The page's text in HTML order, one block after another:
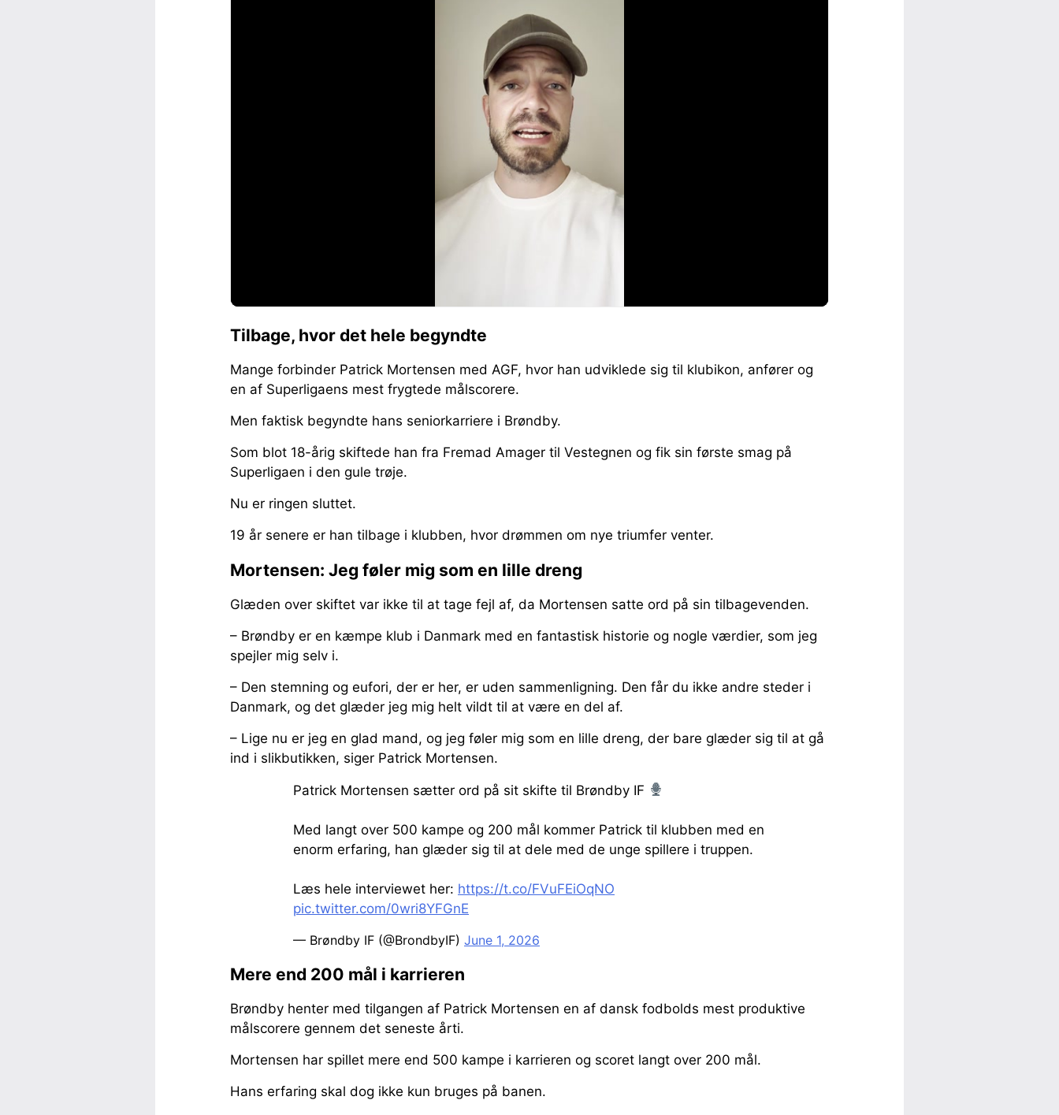
Tilbage, hvor det hele begyndte
Mange forbinder Patrick Mortensen med AGF, hvor han udviklede sig til klubikon, anfører og
en af Superligaens mest frygtede målscorere.
Men faktisk begyndte hans seniorkarriere i Brøndby.
Som blot 18-årig skiftede han fra Fremad Amager til Vestegnen og fik sin første smag på
Superligaen i den gule trøje.
Nu er ringen sluttet.
19 år senere er han tilbage i klubben, hvor drømmen om nye triumfer venter.
Mortensen: Jeg føler mig som en lille dreng
Glæden over skiftet var ikke til at tage fejl af, da Mortensen satte ord på sin tilbagevenden.
– Brøndby er en kæmpe klub i Danmark med en fantastisk historie og nogle værdier, som jeg
spejler mig selv i.
– Den stemning og eufori, der er her, er uden sammenligning. Den får du ikke andre steder i
Danmark, og det glæder jeg mig helt vildt til at være en del af.
– Lige nu er jeg en glad mand, og jeg føler mig som en lille dreng, der bare glæder sig til at gå
ind i slikbutikken, siger Patrick Mortensen.
Patrick Mortensen sætter ord på sit skifte til Brøndby IF
Med langt over 500 kampe og 200 mål kommer Patrick til klubben med en
enorm erfaring, han glæder sig til at dele med de unge spillere i truppen.
Læs hele interviewet her: https://t.co/FVuFEiOqNO
pic.twitter.com/0wri8YFGnE
— Brøndby IF (@BrondbyIF) June 1, 2026
Mere end 200 mål i karrieren
Brøndby henter med tilgangen af Patrick Mortensen en af dansk fodbolds mest produktive
målscorere gennem det seneste årti.
Mortensen har spillet mere end 500 kampe i karrieren og scoret langt over 200 mål.
Hans erfaring skal dog ikke kun bruges på banen.